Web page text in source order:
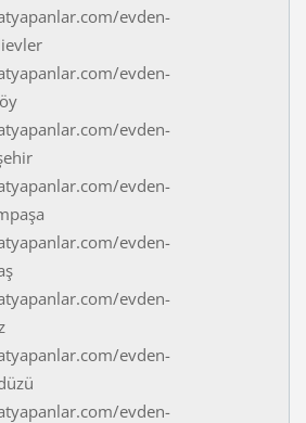
evden-
evden-
evden-
evden-
evden-
evden-
evden-
evden-